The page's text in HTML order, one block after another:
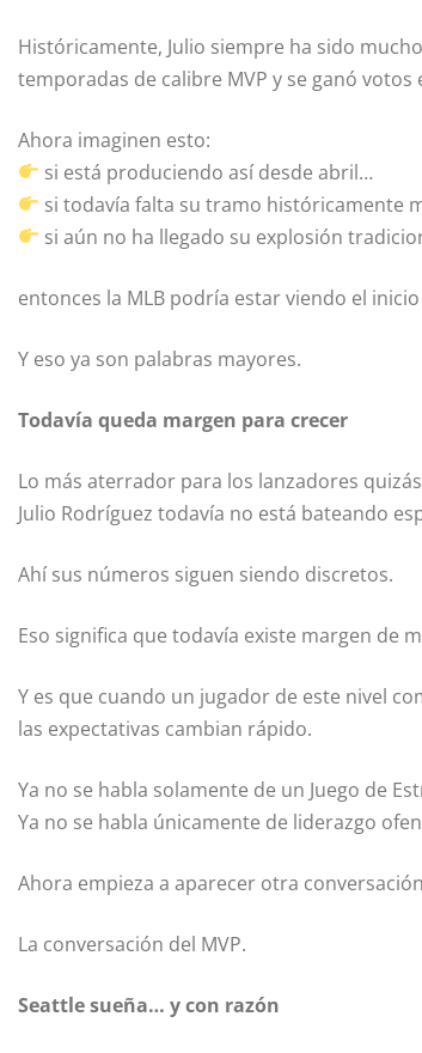
Históricamente, Julio siempre ha sido
temporadas de calibre MVP y se ganó
Ahora imaginen esto:
si está produciendo así desde abril…
si todavía falta su tramo históricamente
si aún no ha llegado su explosión
entonces la MLB podría estar viendo el
Y eso ya son palabras mayores.
Todavía queda margen para crecer
Lo más aterrador para los lanzadores
Julio Rodríguez todavía no está bateando
Ahí sus números siguen siendo discretos.
Eso significa que todavía existe margen de
Y es que cuando un jugador de este nivel
las expectativas cambian rápido.
Ya no se habla solamente de un Juego de
Ya no se habla únicamente de liderazgo
Ahora empieza a aparecer otra
La conversación del MVP.
Seattle sueña… y con razón